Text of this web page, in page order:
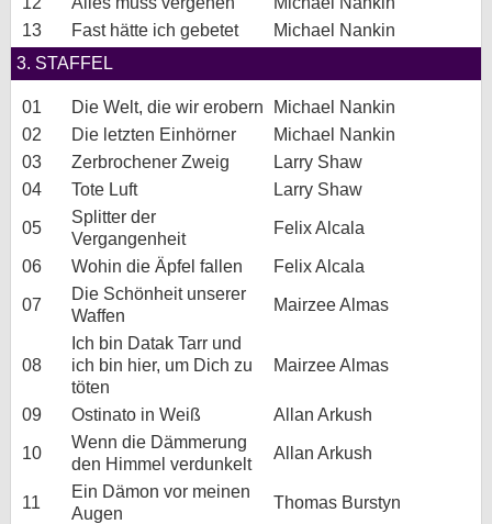
13
Fast hätte ich gebetet
Michael Nankin
3. STAFFEL
01 Die Welt, die wir erobern
Michael Nankin
02
Die letzten Einhörner
Michael Nankin
03
Zerbrochener Zweig
Larry Shaw
04
Tote Luft Larry Shaw
05
Splitter der
Vergangenheit
Felix Alcala
06 Wohin die Äpfel fallen Felix Alcala
07
Die Schönheit unserer
Waffen
Mairzee Almas
08
Ich bin Datak Tarr und
ich bin hier, um Dich zu
töten
Mairzee Almas
09 Ostinato in Weiß Allan Arkush
10
Wenn die Dämmerung
den Himmel verdunkelt
Allan Arkush
11
Ein Dämon vor meinen
Augen
Thomas Burstyn